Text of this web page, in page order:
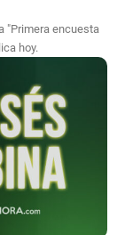
"Primera encuesta
hoy.